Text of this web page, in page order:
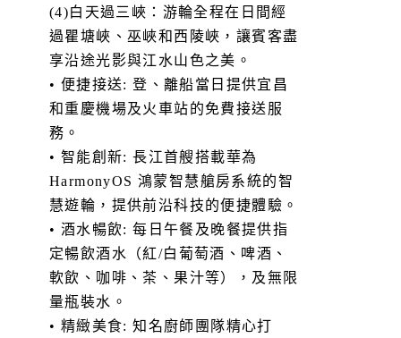
(4)白天過三峽：游輪全程在日間經
過瞿塘峽、巫峽和西陵峽，讓賓客盡
享沿途光影與江水山色之美。
• 便捷接送: 登、離船當日提供宜昌
和重慶機場及火車站的免費接送服
務。
• 智能創新: 長江首艘搭載華為
HarmonyOS 鴻蒙智慧艙房系統的智
慧遊輪，提供前沿科技的便捷體驗。
• 酒水暢飲: 每日午餐及晚餐提供指
定暢飲酒水（紅/白葡萄酒、啤酒、
軟飲、咖啡、茶、果汁等），及無限
量瓶裝水。
• 精緻美食: 知名廚師團隊精心打